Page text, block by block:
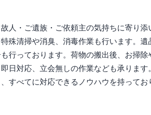
人・ご遺族・ご依頼主の気持ちに寄り添
殊清掃や消臭、消毒作業も行います。
行っております。荷物の搬出後、お掃
日対応、立会無しの作業なども承りま
すべてに対応できるノウハウを持って